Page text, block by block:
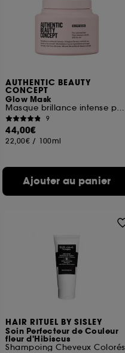
AUTHENTIC BEAUTY
CONCEPT
Glow Mask
Masque brillance intense pour cheveux colorés
9
44,00€
22,00€ / 100ml
Ajouter au panier
HAIR RITUEL BY SISLEY
Soin Perfecteur de Couleur
fleur d'Hibiscus
Shampoing Cheveux Colorés